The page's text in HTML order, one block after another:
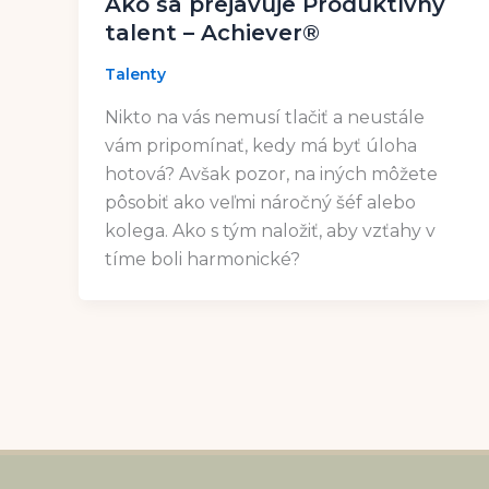
talent – Achiever®
Talenty
Nikto na vás nemusí tlačiť a neustále
vám pripomínať, kedy má byť úloha
hotová? Avšak pozor, na iných môžete
pôsobiť ako veľmi náročný šéf alebo
kolega. Ako s tým naložiť, aby vzťahy v
tíme boli harmonické?